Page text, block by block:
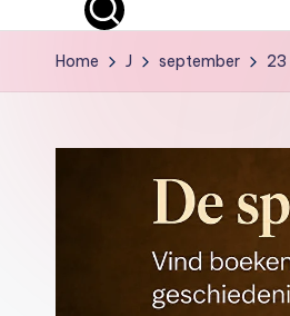
A
-
Home J september 23